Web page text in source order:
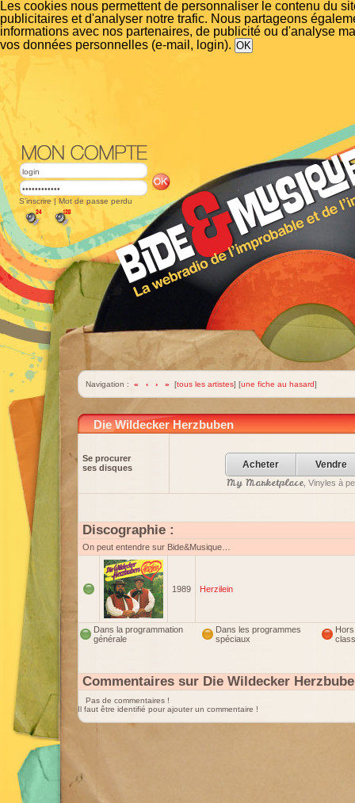
Les cookies nous permettent de personnaliser le contenu du
publicitaires et d'analyser notre trafic. Nous partageons
informations avec nos partenaires, de publicité ou d'analyse
vos données personnelles (e-mail, login).
S'inscrire | Mot de passe perdu
Navigation : « ‹ › » [tous les artistes] [une fiche au hasard]
Die Wildecker Herzbuben
Se procurer
ses disques
Acheter Vendre
My Marketplace, Vinyles à
Discographie :
On peut entendre sur Bide&Musique…
1989 Herzilein
Dans la programmation
générale
Dans les programmes
spéciaux
Hors
Commentaires sur Die Wildecker
Pas de commentaires !
Il faut être identifié pour ajouter un commentaire !